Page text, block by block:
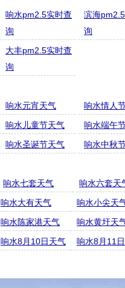
响水pm2.5实时查
询
滨海
询
大丰pm2.5实时查
询
响水元宵天气 响水情人
响水儿童节天气 响水端午
响水圣诞节天气 响水中秋
响水七套天气 响水六套天
响水大有天气 响水小尖天
响水陈家港天气 响水黄圩天
响水8月10日天气 响水8月11